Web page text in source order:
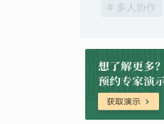
# 多人协作